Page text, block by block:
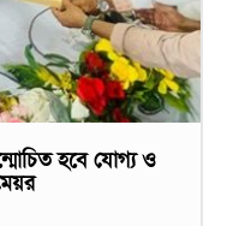
হবে যোগ্য ও